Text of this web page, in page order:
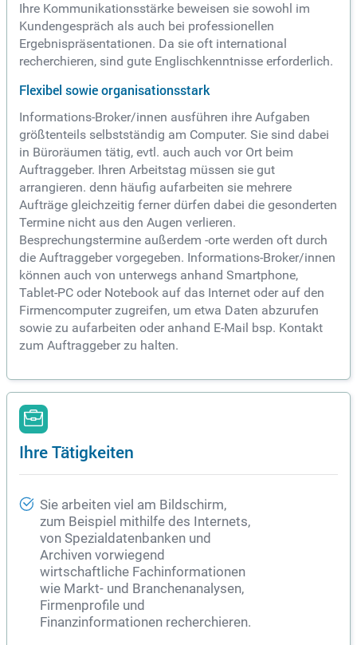
Ihre Kommunikationsstärke beweisen sie sowohl im
Kundengespräch als auch bei professionellen
Ergebnispräsentationen. Da sie oft international
recherchieren, sind gute Englischkenntnisse erforderlich.
Flexibel sowie organisationsstark
Informations-Broker/innen ausführen ihre Aufgaben
größtenteils selbstständig am Computer. Sie sind dabei
in Büroräumen tätig, evtl. auch auch vor Ort beim
Auftraggeber. Ihren Arbeitstag müssen sie gut
arrangieren. denn häufig aufarbeiten sie mehrere
Aufträge gleichzeitig ferner dürfen dabei die gesonderten
Termine nicht aus den Augen verlieren.
Besprechungstermine außerdem -orte werden oft durch
die Auftraggeber vorgegeben. Informations-Broker/innen
können auch von unterwegs anhand Smartphone,
Tablet-PC oder Notebook auf das Internet oder auf den
Firmencomputer zugreifen, um etwa Daten abzurufen
sowie zu aufarbeiten oder anhand E-Mail bsp. Kontakt
zum Auftraggeber zu halten.
Ihre Tätigkeiten
Sie arbeiten viel am Bildschirm,
zum Beispiel mithilfe des Internets,
von Spezialdatenbanken und
Archiven vorwiegend
wirtschaftliche Fachinformationen
wie Markt- und Branchenanalysen,
Firmenprofile und
Finanzinformationen recherchieren.